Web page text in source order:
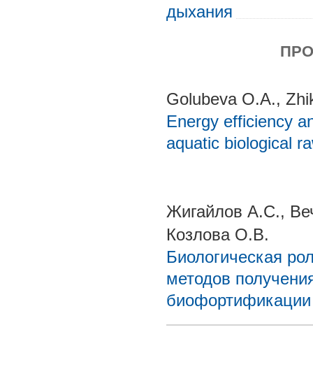
дыхания
Golubeva O.A.,
Energy efficiency
aquatic biological
Жигайлов А.С.,
Козлова О.В.
Биологическая
методов
биофортификации